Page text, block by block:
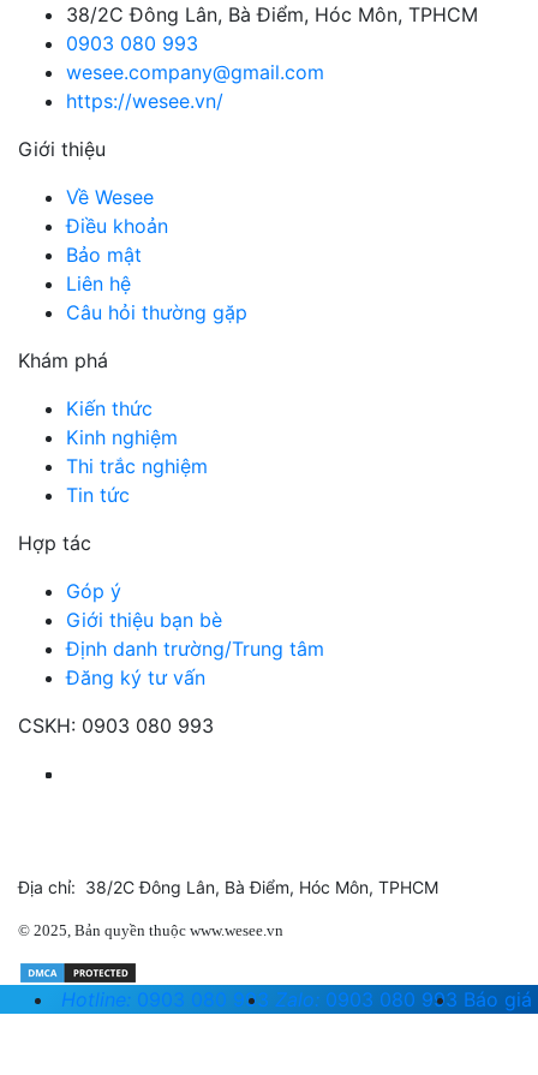
38/2C Đông Lân, Bà Điểm, Hóc Môn, TPHCM
0903 080 993
wesee.company@gmail.com
https://wesee.vn/
Giới thiệu
Về Wesee
Điều khoản
Bảo mật
Liên hệ
Câu hỏi thường gặp
Khám phá
Kiến thức
Kinh nghiệm
Thi trắc nghiệm
Tin tức
Hợp tác
Góp ý
Giới thiệu bạn bè
Định danh trường/Trung tâm
Đăng ký tư vấn
CSKH: 0903 080 993
Địa chỉ: 38/2C Đông Lân, Bà Điểm, Hóc Môn, TPHCM
© 2025, Bản quyền thuộc www.wesee.vn
Hotline: 0903 080 993 Zalo: 0903 080 993 Báo giá